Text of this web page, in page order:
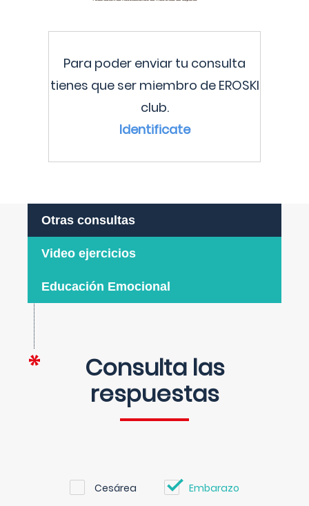
Para poder enviar tu consulta
tienes que ser miembro de EROSKI
club.
Identificate
Otras consultas
Video ejercicios
Educación Emocional
Consulta las
respuestas
Cesárea Embarazo